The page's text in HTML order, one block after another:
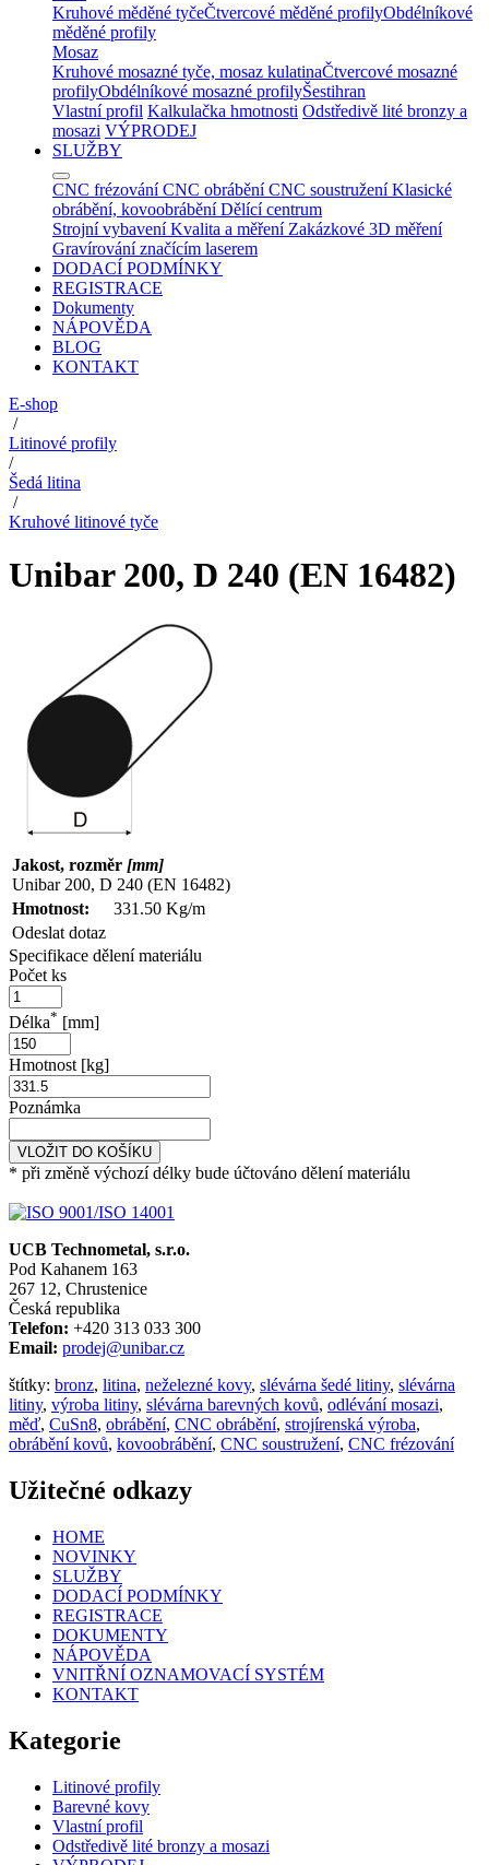
Kruhové měděné tyčeČtvercové měděné profilyObdélníkové
měděné profily
Mosaz
Kruhové mosazné tyče, mosaz kulatinaČtvercové mosazné
profilyObdélníkové mosazné profilyŠestihran
Vlastní profil Kalkulačka hmotnosti Odstředivě lité bronzy a
mosazi VÝPRODEJ
SLUŽBY
CNC frézování CNC obrábění CNC soustružení Klasické
obrábění, kovoobrábění Dělící centrum
Strojní vybavení Kvalita a měření Zakázkové 3D měření
Gravírování značícím laserem
DODACÍ PODMÍNKY
REGISTRACE
Dokumenty
NÁPOVĚDA
BLOG
KONTAKT
E-shop
/
Litinové profily
/
Šedá litina
/
Kruhové litinové tyče
Unibar 200, D 240 (EN 16482)
Jakost, rozměr [mm]
Unibar 200, D 240 (EN 16482)
Hmotnost:
331.50 Kg/m
Odeslat dotaz
Specifikace dělení materiálu
Počet ks
Délka* [mm]
Hmotnost [kg]
Poznámka
VLOŽIT DO KOŠÍKU
* při změně výchozí délky bude účtováno dělení materiálu
UCB Technometal, s.r.o.
Pod Kahanem 163
267 12, Chrustenice
Česká republika
Telefon: +420 313 033 300
Email: prodej@unibar.cz
štítky: bronz, litina, neželezné kovy, slévárna šedé litiny, slévárna
litiny, výroba litiny, slévárna barevných kovů, odlévání mosazi,
měď, CuSn8, obrábění, CNC obrábění, strojírenská výroba,
obrábění kovů, kovoobrábění, CNC soustružení, CNC frézování
Užitečné odkazy
HOME
NOVINKY
SLUŽBY
DODACÍ PODMÍNKY
REGISTRACE
DOKUMENTY
NÁPOVĚDA
VNITŘNÍ OZNAMOVACÍ SYSTÉM
KONTAKT
Kategorie
Litinové profily
Barevné kovy
Vlastní profil
Odstředivě lité bronzy a mosazi